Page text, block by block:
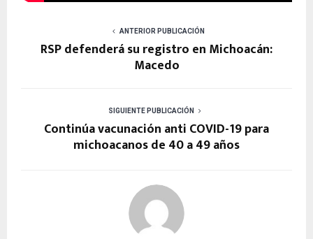
ANTERIOR PUBLICACIÓN
RSP defenderá su registro en Michoacán:
Macedo
SIGUIENTE PUBLICACIÓN
Continúa vacunación anti COVID-19 para
michoacanos de 40 a 49 años